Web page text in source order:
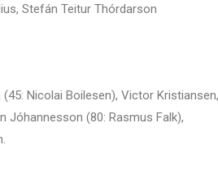
Stefán Teitur Thórdarson
(45: Nicolai Boilesen), Victor Kristiansen,
Jóhannesson (80: Rasmus Falk),